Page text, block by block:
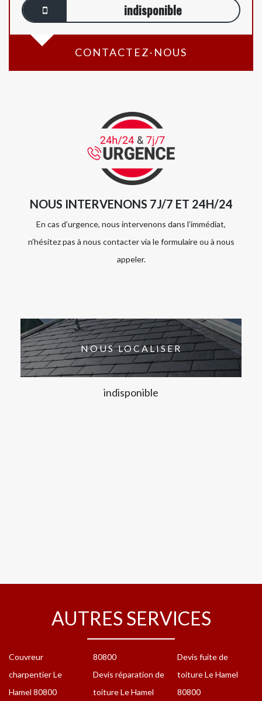
indisponible
CONTACTEZ-NOUS
NOUS INTERVENONS 7J/7 ET 24H/24
En cas d’urgence, nous intervenons dans l’immédiat,
n’hésitez pas à nous contacter via le formulaire ou à nous
appeler.
NOUS LOCALISER
indisponible
AUTRES SERVICES
Couvreur
charpentier Le
Hamel 80800
80800
Devis réparation de
toiture Le Hamel
Devis fuite de
toiture Le Hamel
80800